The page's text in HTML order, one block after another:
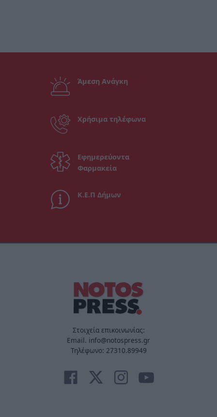
Άμεση Ανάγκη
Χρήσιμα τηλέφωνα
Εφημερεύοντα
Φαρμακεία
Κ.Ε.Π Δήμων
Στοιχεία επικοινωνίας:
Email. info@notospress.gr
Τηλέφωνο: 27310.89949